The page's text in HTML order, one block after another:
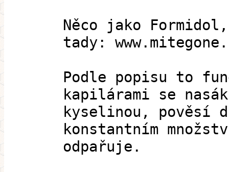
Něco jako
tady:
Podle popisu to
kapilárami se
kyselinou, pověsí
konstantním
odpařuje.